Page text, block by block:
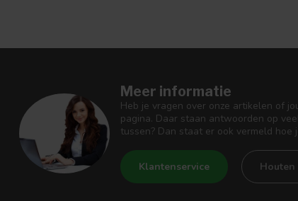
Meer informatie
Heb je vragen over onze artikelen of
pagina. Daar staan antwoorden op
tussen? Dan staat er ook vermeld
Klantenservice